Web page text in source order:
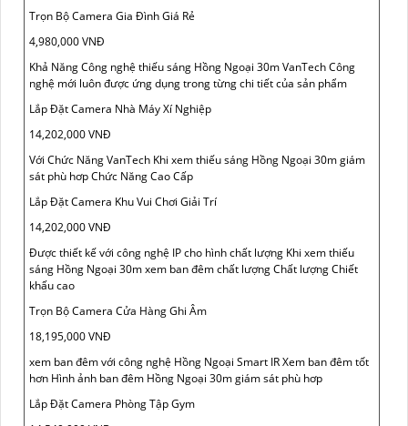
Trọn Bộ Camera Gia Đình Giá Rẻ
4,980,000 VNĐ
Khả Năng Công nghệ thiếu sáng Hồng Ngoại 30m VanTech Công
nghệ mới luôn được ứng dụng trong từng chi tiết của sản phẩm
Lắp Đặt Camera Nhà Máy Xí Nghiệp
14,202,000 VNĐ
Với Chức Năng VanTech Khi xem thiếu sáng Hồng Ngoại 30m giám
sát phù hơp Chức Năng Cao Cấp
Lắp Đặt Camera Khu Vui Chơi Giải Trí
14,202,000 VNĐ
Được thiết kế với công nghệ IP cho hình chất lượng Khi xem thiếu
sáng Hồng Ngoại 30m xem ban đêm chất lượng Chất lượng Chiết
khấu cao
Trọn Bộ Camera Cửa Hàng Ghi Âm
18,195,000 VNĐ
xem ban đêm với công nghệ Hồng Ngoại Smart IR Xem ban đêm tốt
hơn Hình ảnh ban đêm Hồng Ngoại 30m giám sát phù hơp
Lắp Đặt Camera Phòng Tập Gym